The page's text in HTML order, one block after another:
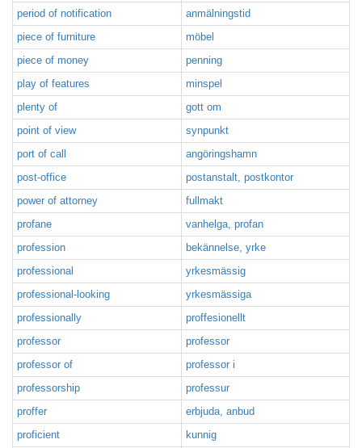
period of notification
anmälningstid
piece of furniture
möbel
piece of money
penning
play of features
minspel
plenty of
gott om
point of view
synpunkt
port of call
angöringshamn
post-office
postanstalt, postkontor
power of attorney
fullmakt
profane
vanhelga, profan
profession
bekännelse, yrke
professional
yrkesmässig
professional-looking
yrkesmässiga
professionally
proffesionellt
professor
professor
professor of
professor i
professorship
professur
proffer
erbjuda, anbud
proficient
kunnig